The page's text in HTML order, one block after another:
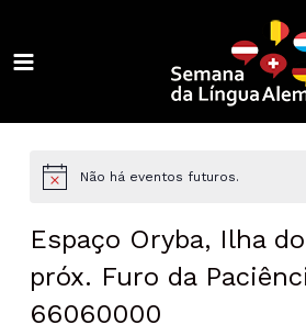
MENU
Não há eventos futuros.
Espaço Oryba, Ilha
próx. Furo da
66060000